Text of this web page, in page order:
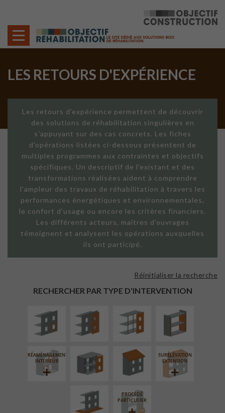
LES RETOURS D'EXPÉRIENCE
Les retours d'expérience permettent de découvrir
des solutions de réhabilitation singulières en
s'appuyant sur des cas concrets. Les fiches
d'opérations listées ci-dessous présentent de
multiples programmes aux contraintes et objectifs
spécifiques. Un descriptif de l'existant et des
transformations réalisées aident à comprendre
l'ampleur des travaux de réhabilitation à travers les
performances énergétiques et environnementales,
le confort d'usage ou encore les critères financiers.
Les différents acteurs, maîtres d'ouvrages
témoignent et analysent les opérations auxquelles
ils ont participé.
RECHERCHER PAR TYPE D'INTERVENTION
Réinitialiser la recherche
EXTÉRIEURE
FAÇADE SUR
LINÉAIRE
ISOLATION
INTÉRIEURE
RÉAMÉNAGEMENT
INTÉRIEUR
FERMETURE
LOGGIAS
RÉFECTION DES
TOITURES
SURÉLÉVATION
EXTENSION
AMÉNAGEMENT
EXTÉRIEUR
PROCÉDÉ
PARTICULIER